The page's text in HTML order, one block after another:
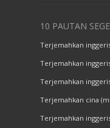
10 PAUTAN
Terjemahkan
Terjemahkan
Terjemahkan
Terjemahkan cina
Terjemahkan